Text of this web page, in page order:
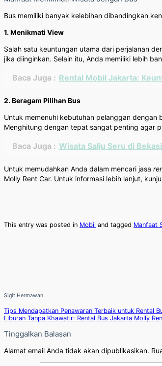
Bus memiliki banyak kelebihan dibandingkan
1. Menikmati View
Salah satu keuntungan utama dari perjalanan
jika diinginkan. Selain itu, Anda memiliki lebih
Baca Juga : Rental Mobil Jakarta:
2. Beragam Pilihan Bus
Untuk memenuhi kebutuhan pelanggan dengan
Menghitung dengan tepat sangat penting agar
Baca Juga : Wisata Salju Seru di
Untuk memudahkan Anda dalam mencari jasa
Molly Rent Car. Untuk informasi lebih lanjut,
This entry was posted in Mobil and tagged Manfaat
Sigit Hermawan
Tips Mendapatkan Penawaran Terbaik untuk Rental
Liburan Tanpa Khawatir: Rental Bus Jakarta Molly
Tinggalkan Balasan
Alamat email Anda tidak akan dipublikasikan.